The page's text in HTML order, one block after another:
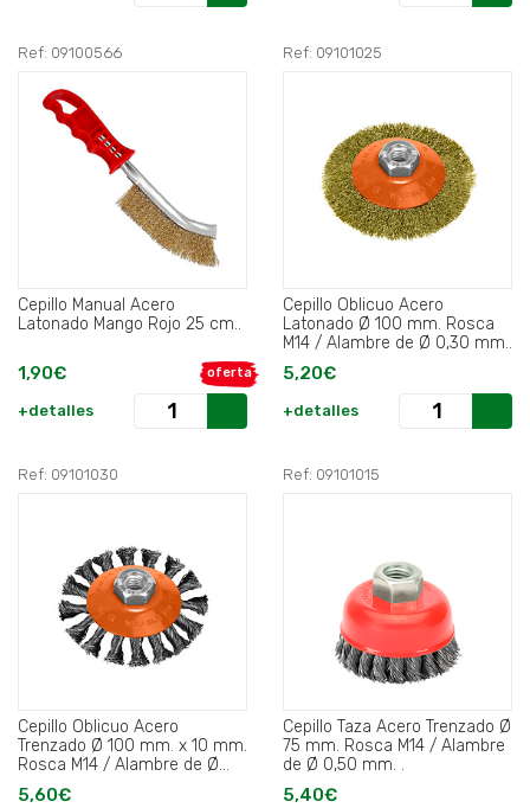
Ref: 09100566
Cepillo Manual Acero
Latonado Mango Rojo 25 cm..
oferta
1,90€
+detalles
Ref: 09101025
Cepillo Oblicuo Acero
Latonado Ø 100 mm. Rosca
M14 / Alambre de Ø 0,30 mm..
5,20€
+detalles
Ref: 09101030
Cepillo Oblicuo Acero
Trenzado Ø 100 mm. x 10 mm.
Rosca M14 / Alambre de Ø
0,30 mm..
5,60€
Ref: 09101015
Cepillo Taza Acero Trenzado Ø
75 mm. Rosca M14 / Alambre
de Ø 0,50 mm. .
5,40€